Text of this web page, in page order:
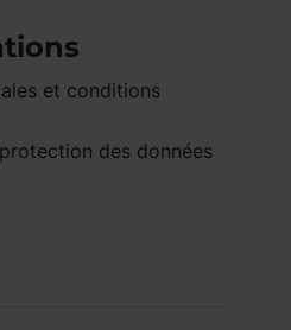
et conditions
des données